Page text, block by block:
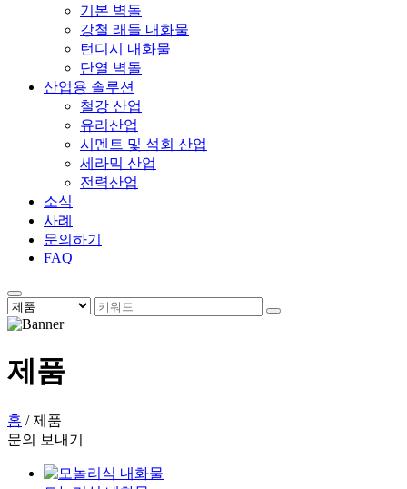
기본 벽돌
강철 래들 내화물
턴디시 내화물
단열 벽돌
산업용 솔루션
철강 산업
유리산업
시멘트 및 석회 산업
세라믹 산업
전력산업
소식
사례
문의하기
FAQ
제품
홈 /제품
문의 보내기